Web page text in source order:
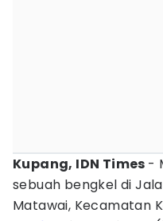
Kupang, IDN Times -
sebuah bengkel di
Matawai, Kecamatan